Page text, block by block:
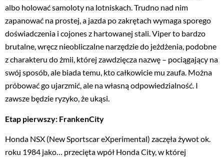
albo holować samoloty na lotniskach. Trudno nad nim
zapanować na prostej, a jazda po zakrętach wymaga sporego
doświadczenia i cojones z hartowanej stali. Viper to bardzo
brutalne, wręcz nieobliczalne narzędzie do jeżdżenia, podobne
z charakteru do żmii, której zawdzięcza nazwę – pociągający na
swój sposób, ale biada temu, kto całkowicie mu zaufa. Można
próbować go ujarzmić, ale na własną odpowiedzialność. I
zawsze będzie ryzyko, że ukąsi.
Etap pierwszy: FrankenCity
Honda NSX (New Sportscar eXperimental) zaczęła żywot ok.
roku 1984 jako… przecięta wpół Honda City, w której